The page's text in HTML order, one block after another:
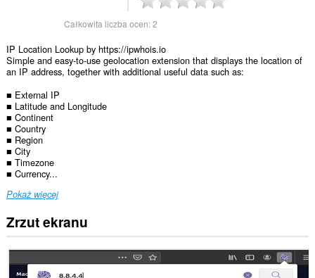
Całkowita liczba ocen:2
IP Location Lookup by https://ipwhois.io
Simple and easy-to-use geolocation extension that displays the location of
an IP address, together with additional useful data such as:
■ External IP
■ Latitude and Longitude
■ Continent
■ Country
■ Region
■ City
■ Timezone
■ Currency...
Pokaż więcej
Zrzut ekranu